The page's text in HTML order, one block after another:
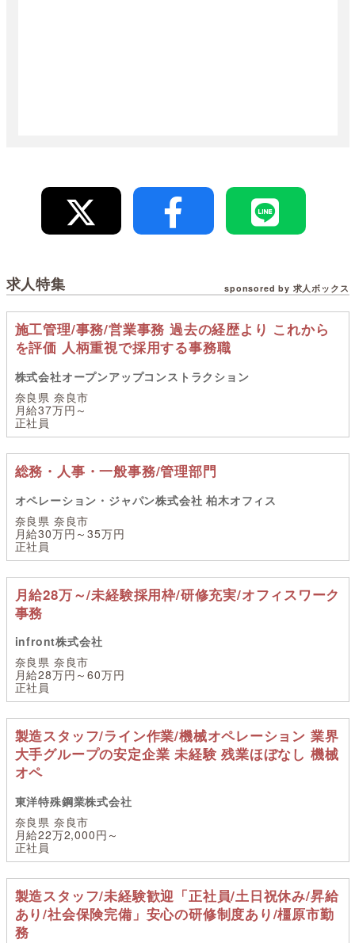
求人特集 sponsored by 求人ボックス
施工管理/事務/営業事務 過去の経歴より これから
を評価 人柄重視で採用する事務職
株式会社オープンアップコンストラクション
奈良県 奈良市
月給37万円～
正社員
総務・人事・一般事務/管理部門
オペレーション・ジャパン株式会社 柏木オフィス
奈良県 奈良市
月給30万円～35万円
正社員
月給28万～/未経験採用枠/研修充実/オフィスワーク
事務
infront株式会社
奈良県 奈良市
月給28万円～60万円
正社員
製造スタッフ/ライン作業/機械オペレーション 業界
大手グループの安定企業 未経験 残業ほぼなし 機械
オペ
東洋特殊鋼業株式会社
奈良県 奈良市
月給22万2,000円～
正社員
製造スタッフ/未経験歓迎「正社員/土日祝休み/昇給
あり/社会保険完備」安心の研修制度あり/橿原市勤
務